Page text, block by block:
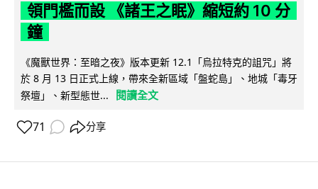
領門檻而設 《諸王之眠》縮短約 10 分
鐘
《魔獸世界：至暗之夜》版本更新 12.1「烏拉特克的詛咒」將
於 8 月 13 日正式上線，帶來全新區域「盤蛇島」、地城「毒牙
祭壇」、新型態世...
閱讀全文
71 分享